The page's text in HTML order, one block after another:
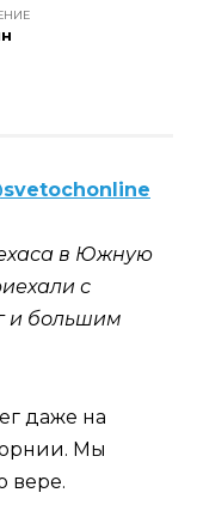
в Южную
с
и большим
даже на
Мы
вере.